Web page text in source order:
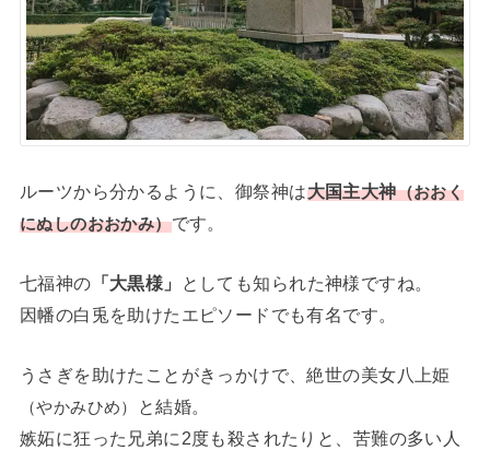
ルーツから分かるように、御祭神は大国主大神（おおく
にぬしのおおかみ）です。
七福神の 「大黒様」
としても知られた神様ですね。
因幡の白兎を助けたエピソードでも有名です。
うさぎを助けたことがきっかけで、絶世の美女八上姫
（やかみひめ）
と結婚。
嫉妬に狂った兄弟に2度も殺されたりと、苦難の多い人